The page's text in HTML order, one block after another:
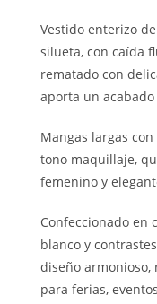
Vestido enterizo
silueta, con caída
rematado con
aporta un
Mangas largas
tono maquillaje,
femenino y
Confeccionado en
blanco y
diseño armonioso,
para ferias,